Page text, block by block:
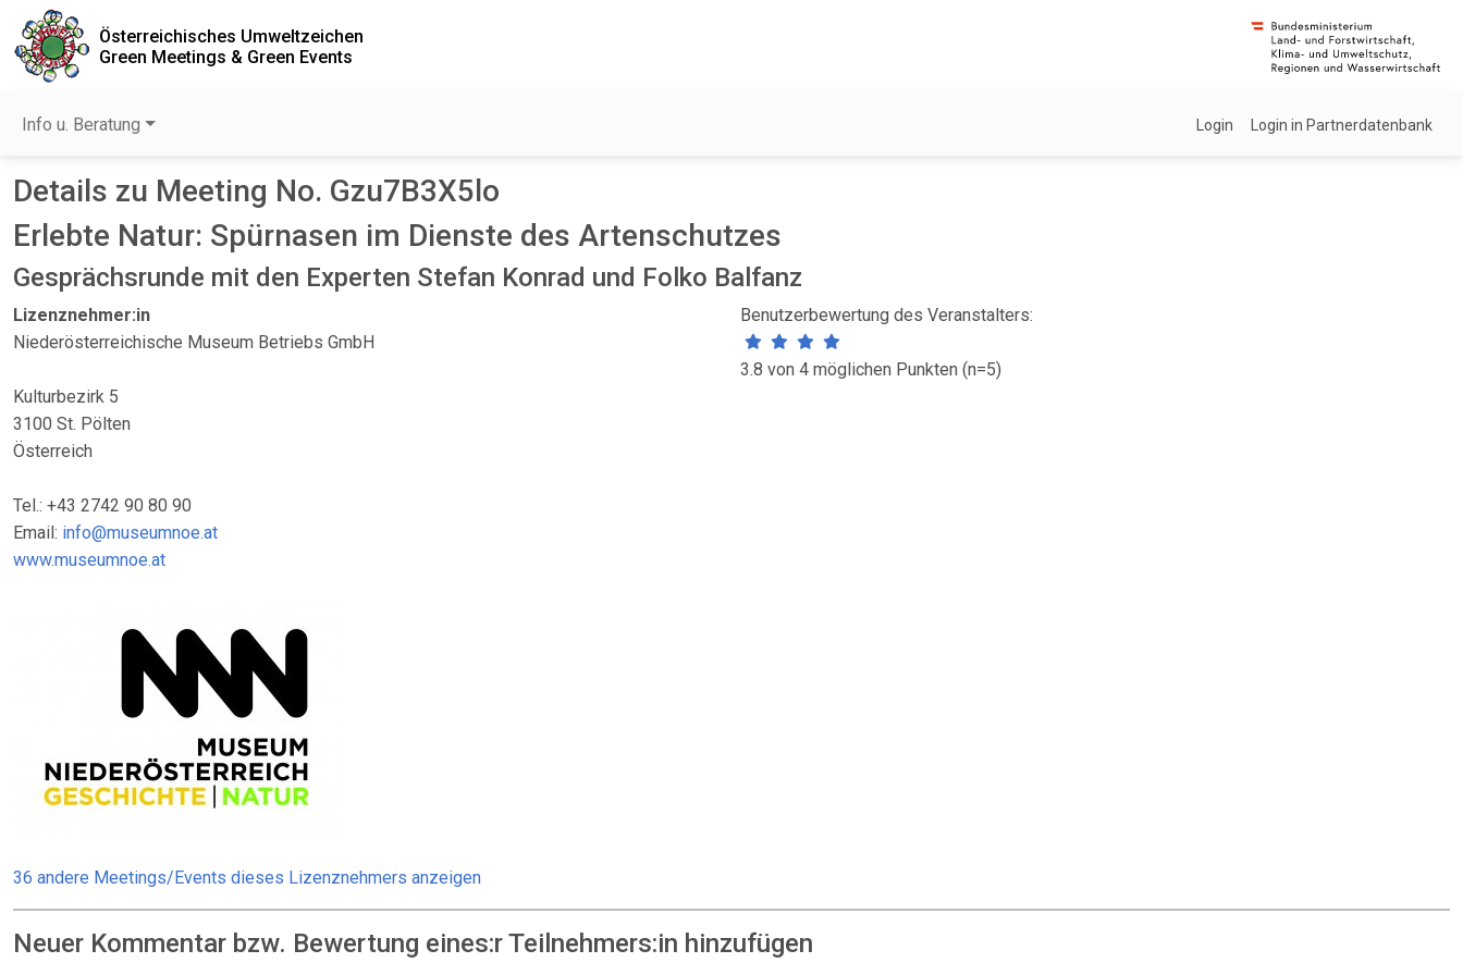
Österreichisches Umweltzeichen
Green Meetings & Green Events
Info u. Beratung Login Login in Partnerdatenbank
Details zu Meeting No. Gzu7B3X5lo
Erlebte Natur: Spürnasen im Dienste des Artenschutzes
Gesprächsrunde mit den Experten Stefan Konrad und Folko Balfanz
Lizenznehmer:in
Niederösterreichische Museum Betriebs GmbH
Kulturbezirk 5
3100 St. Pölten
Österreich
Tel.: +43 2742 90 80 90
Email: info@museumnoe.at
www.museumnoe.at
36 andere Meetings/Events dieses Lizenznehmers anzeigen
Benutzerbewertung des Veranstalters:
3.8 von 4 möglichen Punkten (n=5)
Neuer Kommentar bzw. Bewertung eines:r Teilnehmers:in hinzufügen